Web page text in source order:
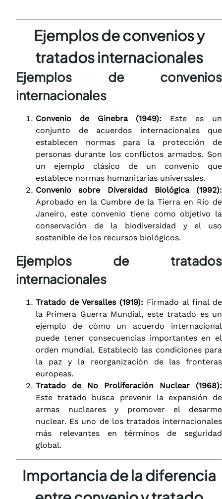
Ejemplos de convenios y
tratados internacionales
Ejemplos de convenios
internacionales
Convenio de Ginebra (1949): Este es un
conjunto de acuerdos internacionales que
establecen normas para la protección de
personas durante los conflictos armados. Son
un ejemplo clásico de un convenio que
establece normas humanitarias universales.
Convenio sobre Diversidad Biológica (1992):
Aprobado en la Cumbre de la Tierra en Río de
Janeiro, este convenio tiene como objetivo la
conservación de la biodiversidad y el uso
sostenible de los recursos biológicos.
Ejemplos de tratados
internacionales
Tratado de Versalles (1919): Firmado al final de
la Primera Guerra Mundial, este tratado es un
ejemplo de cómo un acuerdo internacional
puede tener consecuencias importantes en el
orden mundial. Estableció las condiciones para
la paz y la reorganización de las fronteras
europeas.
Tratado de No Proliferación Nuclear (1968):
Este tratado busca prevenir la expansión de
armas nucleares y promover el desarme
nuclear. Es uno de los tratados internacionales
más relevantes en términos de seguridad
global.
Importancia de la diferencia